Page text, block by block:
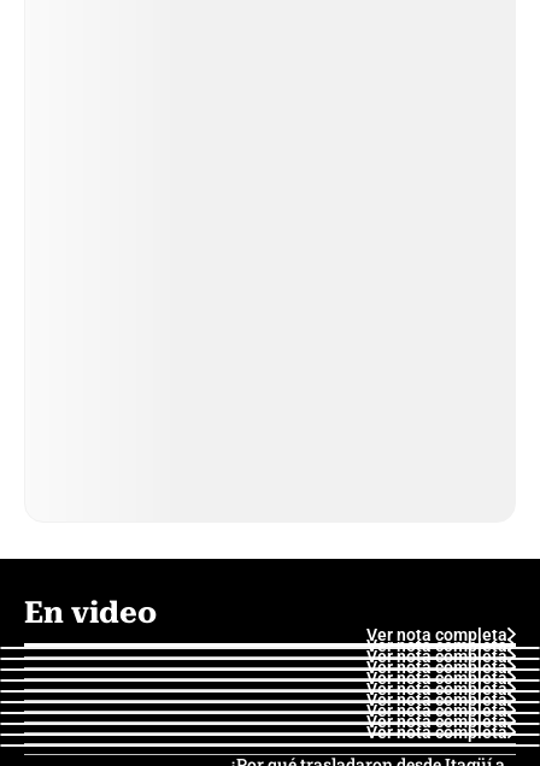
En video
Ver nota completa
Ver nota completa
Ver nota completa
Ver nota completa
Ver nota completa
Ver nota completa
Ver nota completa
Ver nota completa
Ver nota completa
Ver nota completa